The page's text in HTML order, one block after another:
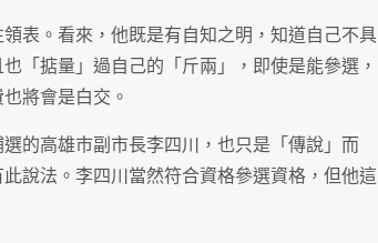
表。看來，他既是有自知之明，知道自己不具
「掂量」過自己的「斤兩」，即使是能參選，
將會是白交。
的高雄市副市長李四川，也只是「傳說」而
說法。李四川當然符合資格參選資格，但他這